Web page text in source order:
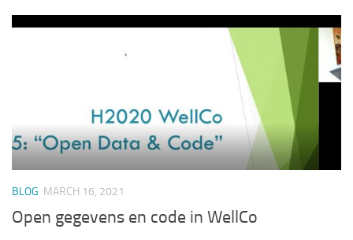
BLOG MARCH 16, 2021
Open gegevens en code in WellCo